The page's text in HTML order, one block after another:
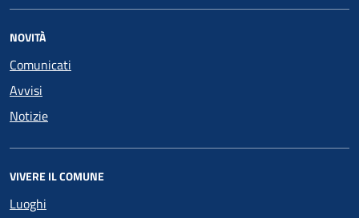
NOVITÀ
Comunicati
Avvisi
Notizie
VIVERE IL COMUNE
Luoghi